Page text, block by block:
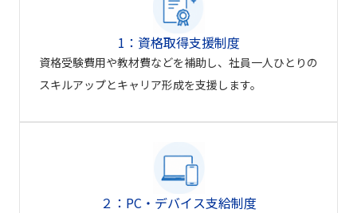
1：資格取得支援制度
資格受験費用や教材費などを補助し、社員一人ひとりの
スキルアップとキャリア形成を支援します。
２：PC・デバイス支給制度